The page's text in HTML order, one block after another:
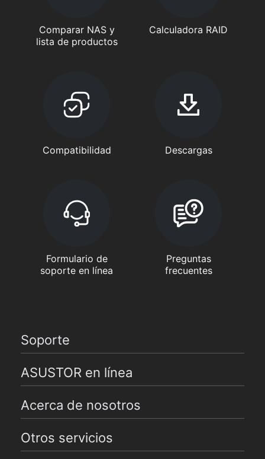
Comparar NAS y
lista de productos
Calculadora RAID
Compatibilidad Descargas
Formulario de
soporte en línea
Preguntas
frecuentes
Soporte
ASUSTOR en línea
Acerca de nosotros
Otros servicios